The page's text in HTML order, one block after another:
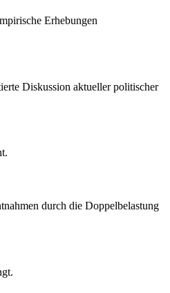
Erhebungen
Diskussion aktueller politischer
durch die Doppelbelastung